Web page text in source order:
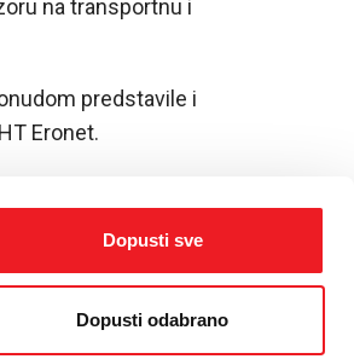
Dopusti sve
Dopusti odabrano
na transportnu i
predstavile i
Eronet.